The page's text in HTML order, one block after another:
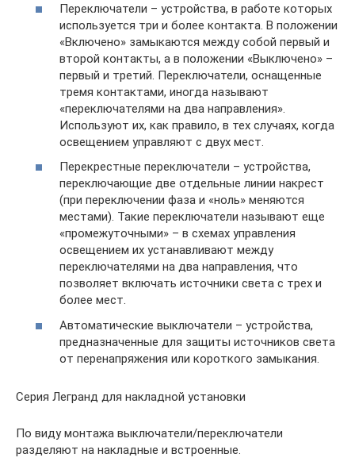
Переключатели – устройства, в работе которых
используется три и более контакта. В положении
«Включено» замыкаются между собой первый и
второй контакты, а в положении «Выключено» –
первый и третий. Переключатели, оснащенные
тремя контактами, иногда называют
«переключателями на два направления».
Используют их, как правило, в тех случаях, когда
освещением управляют с двух мест.
Перекрестные переключатели – устройства,
переключающие две отдельные линии накрест
(при переключении фаза и «ноль» меняются
местами). Такие переключатели называют еще
«промежуточными» – в схемах управления
освещением их устанавливают между
переключателями на два направления, что
позволяет включать источники света с трех и
более мест.
Автоматические выключатели – устройства,
предназначенные для защиты источников света
от перенапряжения или короткого замыкания.
Серия Легранд для накладной установки
По виду монтажа выключатели/переключатели
разделяют на накладные и встроенные.